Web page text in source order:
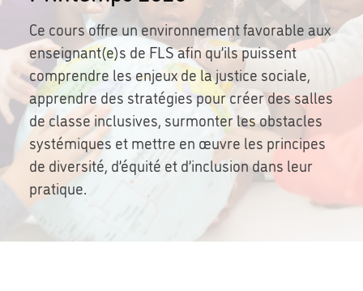
Ce cours offre un environnement favorable aux
enseignant(e)s de FLS afin qu’ils puissent
comprendre les enjeux de la justice sociale,
apprendre des stratégies pour créer des salles
de classe inclusives, surmonter les obstacles
systémiques et mettre en œuvre les principes
de diversité, d’équité et d’inclusion dans leur
pratique.